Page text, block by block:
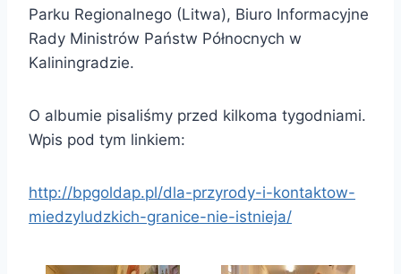
Parku Regionalnego (Litwa), Biuro Informacyjne
Rady Ministrów Państw Północnych w
Kaliningradzie.
O albumie pisaliśmy przed kilkoma tygodniami.
Wpis pod tym linkiem:
http://bpgoldap.pl/dla-przyrody-i-kontaktow-
miedzyludzkich-granice-nie-istnieja/